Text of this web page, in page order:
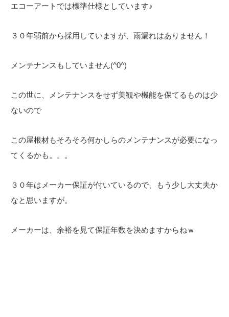
エコーアートでは標準仕様としています♪
３０年弱前から採用していますが、雨漏れはありません！
メンテナンスもしていません(^0^)
この世に、メンテナンスをせず美観や機能を保てるものは少
ないので
この屋根材もそろそろ何かしらのメンテナンスが必要になっ
てくるかも。。。
３０年はメーカー保証が付いているので、もう少し大丈夫か
なと思いますが。
メーカーは、余裕を見て保証年数を決めますからねｗ